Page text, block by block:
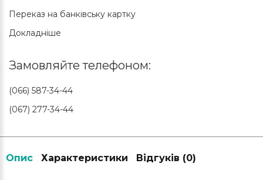
Переказ на банківську картку
Докладніше
Замовляйте телефоном:
(066) 587-34-44
(067) 277-34-44
Опис Характеристики Відгуків (0)